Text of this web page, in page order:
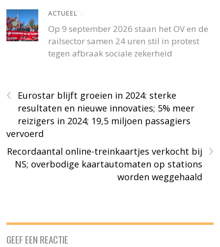
ACTUEEL /
Op 9 september 2026 staan het OV en de
railsector samen 24 uren stil in protest
tegen afbraak sociale zekerheid
‹
Eurostar blijft groeien in 2024: sterke
resultaten en nieuwe innovaties; 5% meer
reizigers in 2024; 19,5 miljoen passagiers
vervoerd
›
Recordaantal online-treinkaartjes verkocht bij
NS; overbodige kaartautomaten op stations
worden weggehaald
GEEF EEN REACTIE